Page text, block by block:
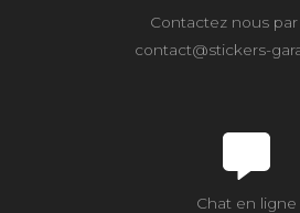
Contactez nous par
contact@stickers-
Chat en ligne